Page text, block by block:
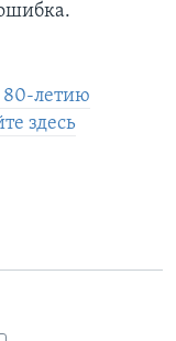
80-летию
здесь